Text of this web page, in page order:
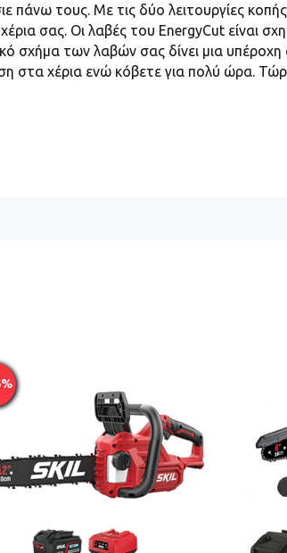
πάνω τους. Με τις δύο λειτουργίες
σας. Οι λαβές του EnergyCut είναι
σχήμα των λαβών σας δίνει μια
στα χέρια ενώ κόβετε για πολύ ώρα.